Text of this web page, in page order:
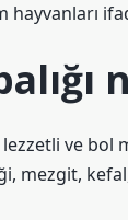
hayvanları
ve bol
mezgit, kefal,